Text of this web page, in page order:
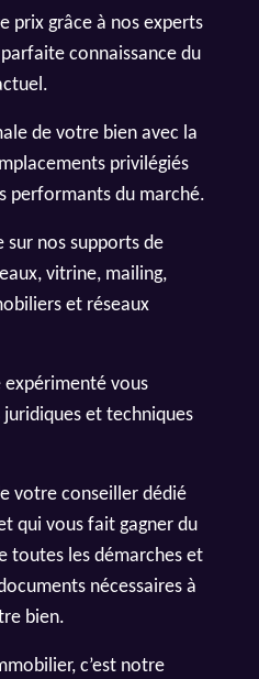
prix grâce à nos experts
connaissance du
de votre bien avec la
privilégiés
performants du marché.
sur nos supports de
vitrine, mailing,
et réseaux
expérimenté vous
et techniques
votre conseiller dédié
qui vous fait gagner du
toutes les démarches et
nécessaires à
bien.
c’est notre